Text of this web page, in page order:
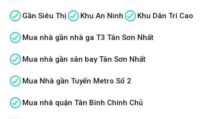
Gần Siêu Thị Khu An Ninh Khu Dân Trí Cao
Mua nhà gần nhà ga T3 Tân Sơn Nhất
Mua nhà gần sân bay Tân Sơn Nhất
Mua Nhà gần Tuyến Metro Số 2
Mua nhà quận Tân Bình Chính Chủ